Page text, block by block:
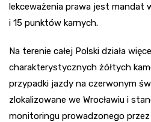
lekceważenia prawa jest mandat
i 15 punktów karnych.
Na terenie całej Polski działa
charakterystycznych żółtych
przypadki jazdy na czerwonym
zlokalizowane we Wrocławiu i
monitoringu prowadzonego